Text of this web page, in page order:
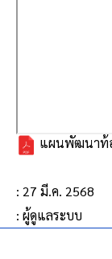
แผนพัฒนาท้
: 27 มี.ค. 2568
: ผู้ดูแลระบบ